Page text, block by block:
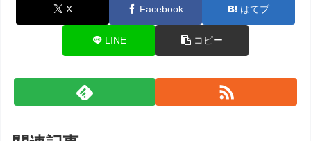
X Facebook はてブ
LINE コピー